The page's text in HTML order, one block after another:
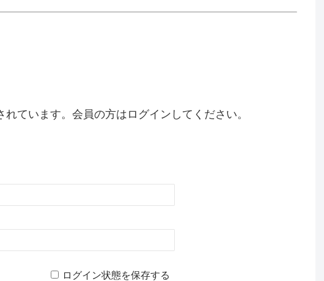
ています。会員の方はログインしてください。
ログイン状態を保存する